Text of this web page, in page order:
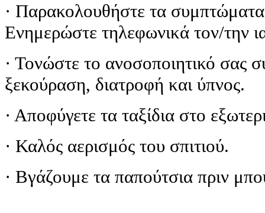
· Παρακολουθήστε τα
Ενημερώστε τηλεφωνικά τον/την
· Τονώστε το ανοσοποιητικό σας
ξεκούραση, διατροφή και ύπνος.
· Αποφύγετε τα ταξίδια στο
· Καλός αερισμός του σπιτιού.
· Βγάζουμε τα παπούτσια πριν